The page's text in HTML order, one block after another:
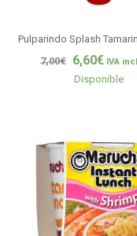
Pulparindo Splash
7,00€ 6,60€ IVA
Disponible